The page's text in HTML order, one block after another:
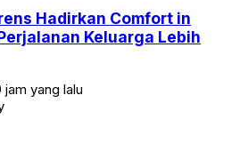
Hadirkan Comfort in
Keluarga Lebih
jam yang lalu